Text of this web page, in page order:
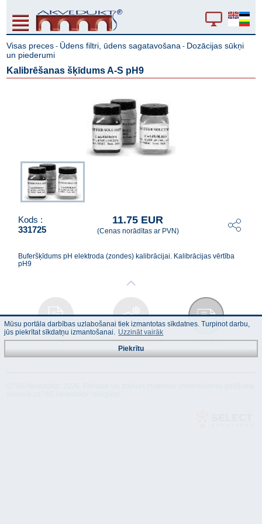
Visas preces - Ūdens filtri, ūdens sagatavošana - Dozācijas sūkņi
un piederumi
Kalibrēšanas šķīdums A-S pH9
Kods :
331725
11.75 EUR
(Cenas norādītas ar PVN)
Buferšķīdums pH elektroda (zondes) kalibrācijai. Kalibrācijas vērtība
pH9
Lietošanas
instrukcija
Tehniskais
apraksts
Atbilstība
Mūsu portāla darbības uzlabošanai tiek izmantotas sīkdatnes. Turpinot darbu,
jūs piekrītat sīkdatņu izmantošanai. Uzzināt vairāk
Piekrītu